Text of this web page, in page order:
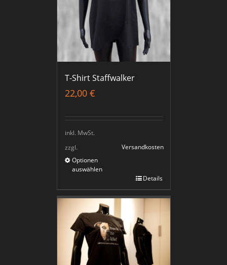
T-Shirt Staffwalker
22,00 €
inkl. MwSt.
zzgl.
Versandkosten
Optionen
auswählen
Details